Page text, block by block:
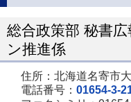
総合政策部 秘書
ン推進係
住所：北海道名寄市
電話番号： 01654-3-